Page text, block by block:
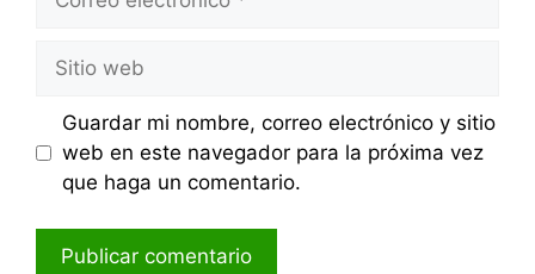
Sitio
web
Guardar mi nombre, correo electrónico y sitio
web en este navegador para la próxima vez
que haga un comentario.